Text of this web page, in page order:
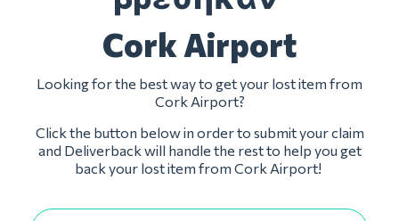
Cork Airport
Looking for the best way to get your lost item from
Cork Airport?
Click the button below in order to submit your claim
and Deliverback will handle the rest to help you get
back your lost item from Cork Airport!